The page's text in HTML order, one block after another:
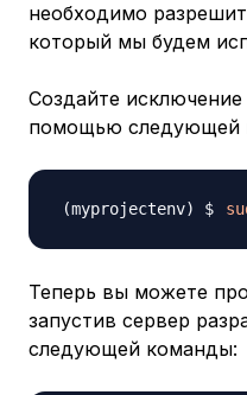
необходимо
который мы будем
Создайте
помощью следующей
Теперь вы можете
запустив сервер
следующей команды: